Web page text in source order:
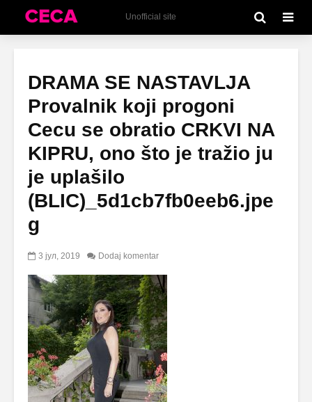
Unofficial site
DRAMA SE NASTAVLJA
Provalnik koji progoni
Cecu se obratio CRKVI NA
KIPRU, ono što je tražio ju
je uplašilo
(BLIC)_5d1cb7fb0eeb6.jpe
g
3 јул, 2019 Dodaj komentar